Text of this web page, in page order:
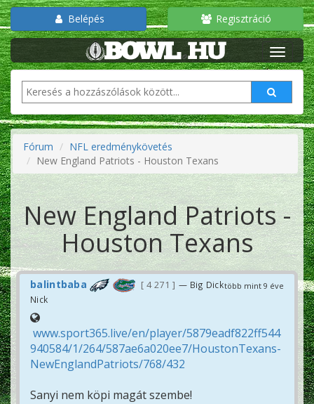
Belépés Regisztráció
Fórum
NFL eredménykövetés
New England Patriots - Houston Texans
New England Patriots -
Houston Texans
több mint 9 éve
balintbaba 4 271
— Big Dick
Nick
www.sport365.live/en/player/5879eadf822ff544
940584/1/264/587ae6a020ee7/HoustonTexans-
NewEnglandPatriots/768/432
Sanyi nem köpi magát szembe!